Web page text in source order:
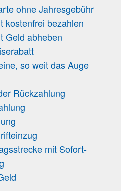
ohne Jahresgebühr
kostenfrei bezahlen
Geld abheben
so weit das Auge
Rückzahlung
mit Sofort-